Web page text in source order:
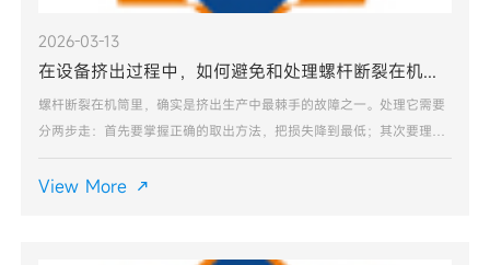
2026-03-13
在设备挤出过程中，如何避免和处理螺杆断裂在机筒里面
螺杆断裂在机筒里，确实是挤出生产中最棘手的故障之一。处理它需要
分两步走：首先要掌握正确的取出方法，把损失降到最低；其次要理解
断裂的根本原因，建立预防体系，避免悲剧重演。以下是针对“断裂取
出”和“根源预防”的完整解决方案：一旦发生断裂，千万不
View More 